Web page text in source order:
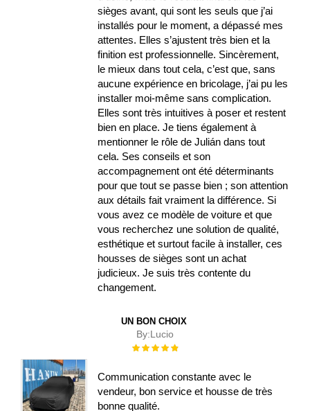
sièges avant, qui sont les seuls que j’ai
installés pour le moment, a dépassé mes
attentes. Elles s’ajustent très bien et la
finition est professionnelle. Sincèrement,
le mieux dans tout cela, c’est que, sans
aucune expérience en bricolage, j’ai pu les
installer moi-même sans complication.
Elles sont très intuitives à poser et restent
bien en place. Je tiens également à
mentionner le rôle de Julián dans tout
cela. Ses conseils et son
accompagnement ont été déterminants
pour que tout se passe bien ; son attention
aux détails fait vraiment la différence. Si
vous avez ce modèle de voiture et que
vous recherchez une solution de qualité,
esthétique et surtout facile à installer, ces
housses de sièges sont un achat
judicieux. Je suis très contente du
changement.
UN BON CHOIX
By:Lucio
Évaluation :
Communication constante avec le
vendeur, bon service et housse de très
bonne qualité.